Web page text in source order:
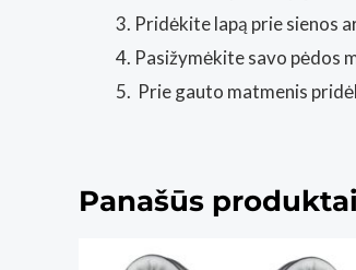
Pridėkite lapą prie sienos
Pasižymėkite savo pėdos
Prie gauto matmenis
Panašūs produktai